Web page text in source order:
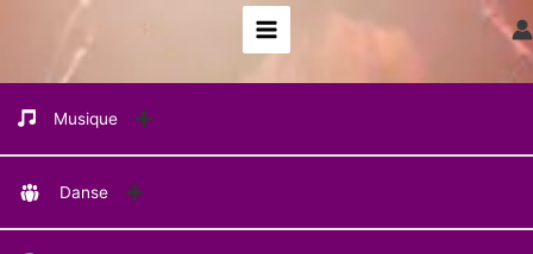
Musique
Danse